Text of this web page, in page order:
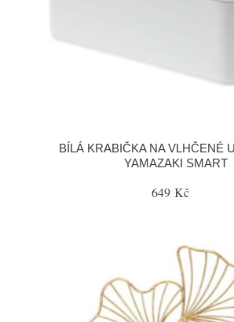
BÍLÁ KRABIČKA NA VLHČENÉ
YAMAZAKI SMART
649 Kč